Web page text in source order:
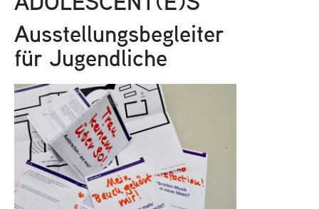
Ausstellungsbegleiter
für Jugendliche